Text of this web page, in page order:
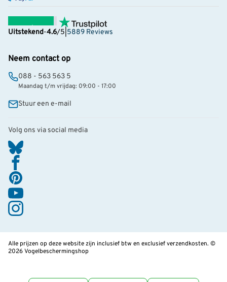
Uitstekend-4.6/5 5889 Reviews
Neem contact op
088 - 563 563 5
Maandag t/m vrijdag: 09:00 - 17:00
Stuur een e-mail
Volg ons via social media
Alle prijzen op deze website zijn inclusief btw en exclusief verzendkosten. ©
2026 Vogelbeschermingshop